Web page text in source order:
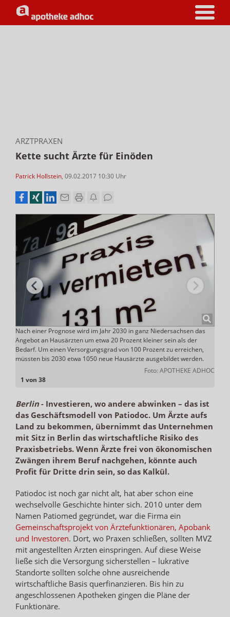
ARZTPRAXEN
Kette sucht Ärzte für Einöden
Patrick Hollstein, 09.02.2017 10:30 Uhr
1 von 38
Nach einer Prognose wird im Jahr 2030 in ganz Niedersachsen das
Angebot an Hausärzten um etwa 20 Prozent kleiner sein als der
Bedarf. Um einen Versorgungsgrad von 100 Prozent zu erreichen,
müssten bis 2030 etwa 1050 neue Hausärzte ausgebildet werden.
Foto: APOTHEKE ADHOC
Berlin- Investieren, wo andere abwinken – das ist
das Geschäftsmodell von Patiodoc. Um Ärzte aufs
Land zu bekommen, übernimmt das Unternehmen
mit Sitz in Berlin das wirtschaftliche Risiko des
Praxisbetriebs. Wenn Ärzte frei von ökonomischen
Zwängen ihrem Beruf nachgehen, könnte auch
Profit für Dritte drin sein, so das Kalkül.
Patiodoc ist noch gar nicht alt, hat aber schon eine
wechselvolle Geschichte hinter sich. 2010 unter dem
Namen Patiomed gegründet, war die Firma ein
Gemeinschaftsprojekt von Ärztefunktionären, Apobank
und Investoren. Dort, wo Praxen schließen, sollten MVZ
mit angestellten Ärzten einspringen. Auf diese Weise
ließe sich die Versorgung sicherstellen – lukrative
Standorte sollten solche ohne ausreichende
wirtschaftliche Basis querfinanzieren. Bis hin zu
angeschlossenen Apotheken gingen die Pläne der
Funktionäre.